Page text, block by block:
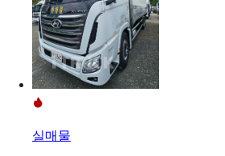
실매물